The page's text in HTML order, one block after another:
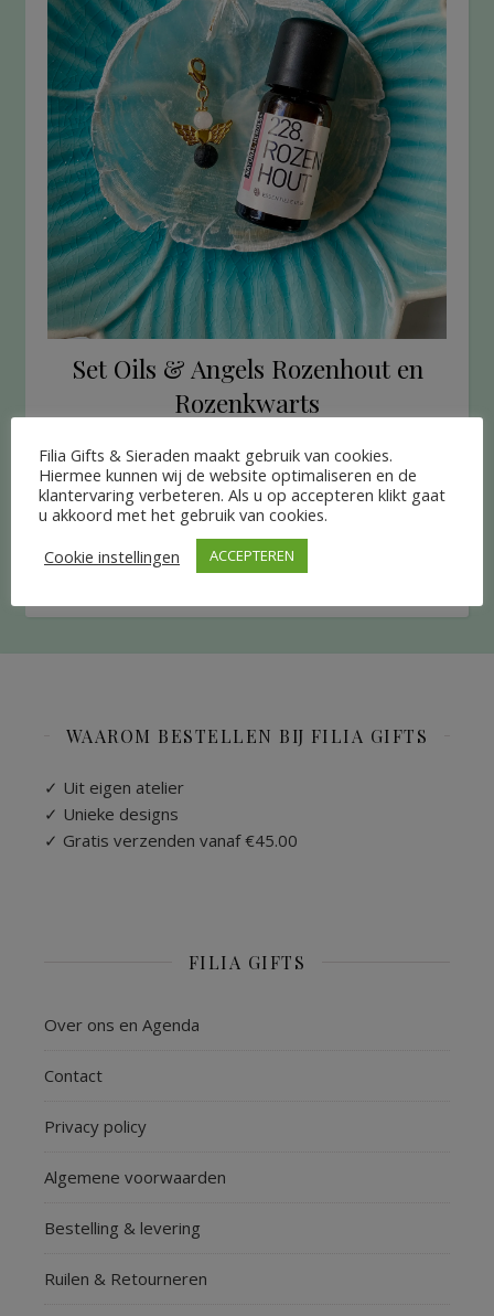
Set Oils & Angels Rozenhout en
Rozenkwarts
LEES VERDER
WAAROM BESTELLEN BIJ FILIA GIFTS
✓ Uit eigen atelier
✓ Unieke designs
✓ Gratis verzenden vanaf €45.00
FILIA GIFTS
Over ons en Agenda
Contact
Privacy policy
Algemene voorwaarden
Bestelling & levering
Ruilen & Retourneren
Filia Gifts & Sieraden maakt gebruik van cookies.
Hiermee kunnen wij de website optimaliseren en de
klantervaring verbeteren. Als u op accepteren klikt gaat
u akkoord met het gebruik van cookies.
Cookie instellingen
ACCEPTEREN